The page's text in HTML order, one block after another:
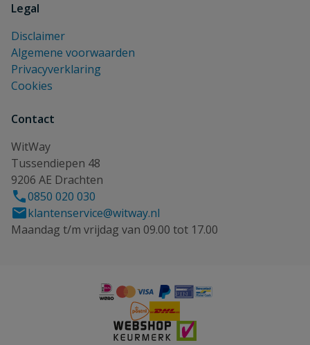
Legal
Disclaimer
Algemene voorwaarden
Privacyverklaring
Cookies
Contact
WitWay
Tussendiepen 48
9206 AE Drachten
0850 020 030
klantenservice@witway.nl
Maandag t/m vrijdag van 09.00 tot 17.00